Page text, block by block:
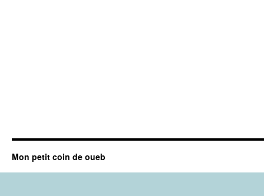
Mon petit coin de oueb